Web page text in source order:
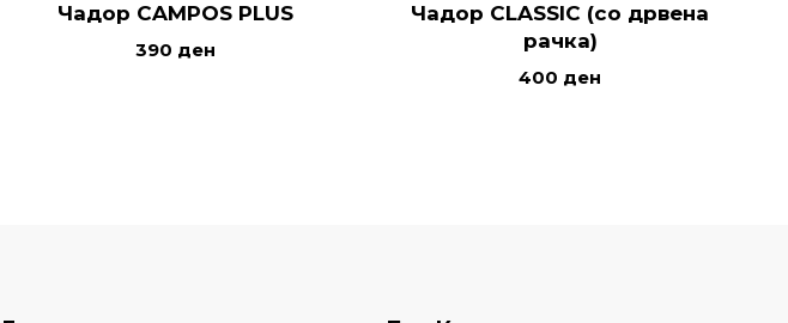
Чадор CAMPOS PLUS
390 ден
Чадор CLASSIC (со дрвена
рачка)
400 ден